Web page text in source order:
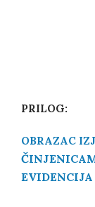
PRILOG:
OBRAZAC
EVIDENCIJA